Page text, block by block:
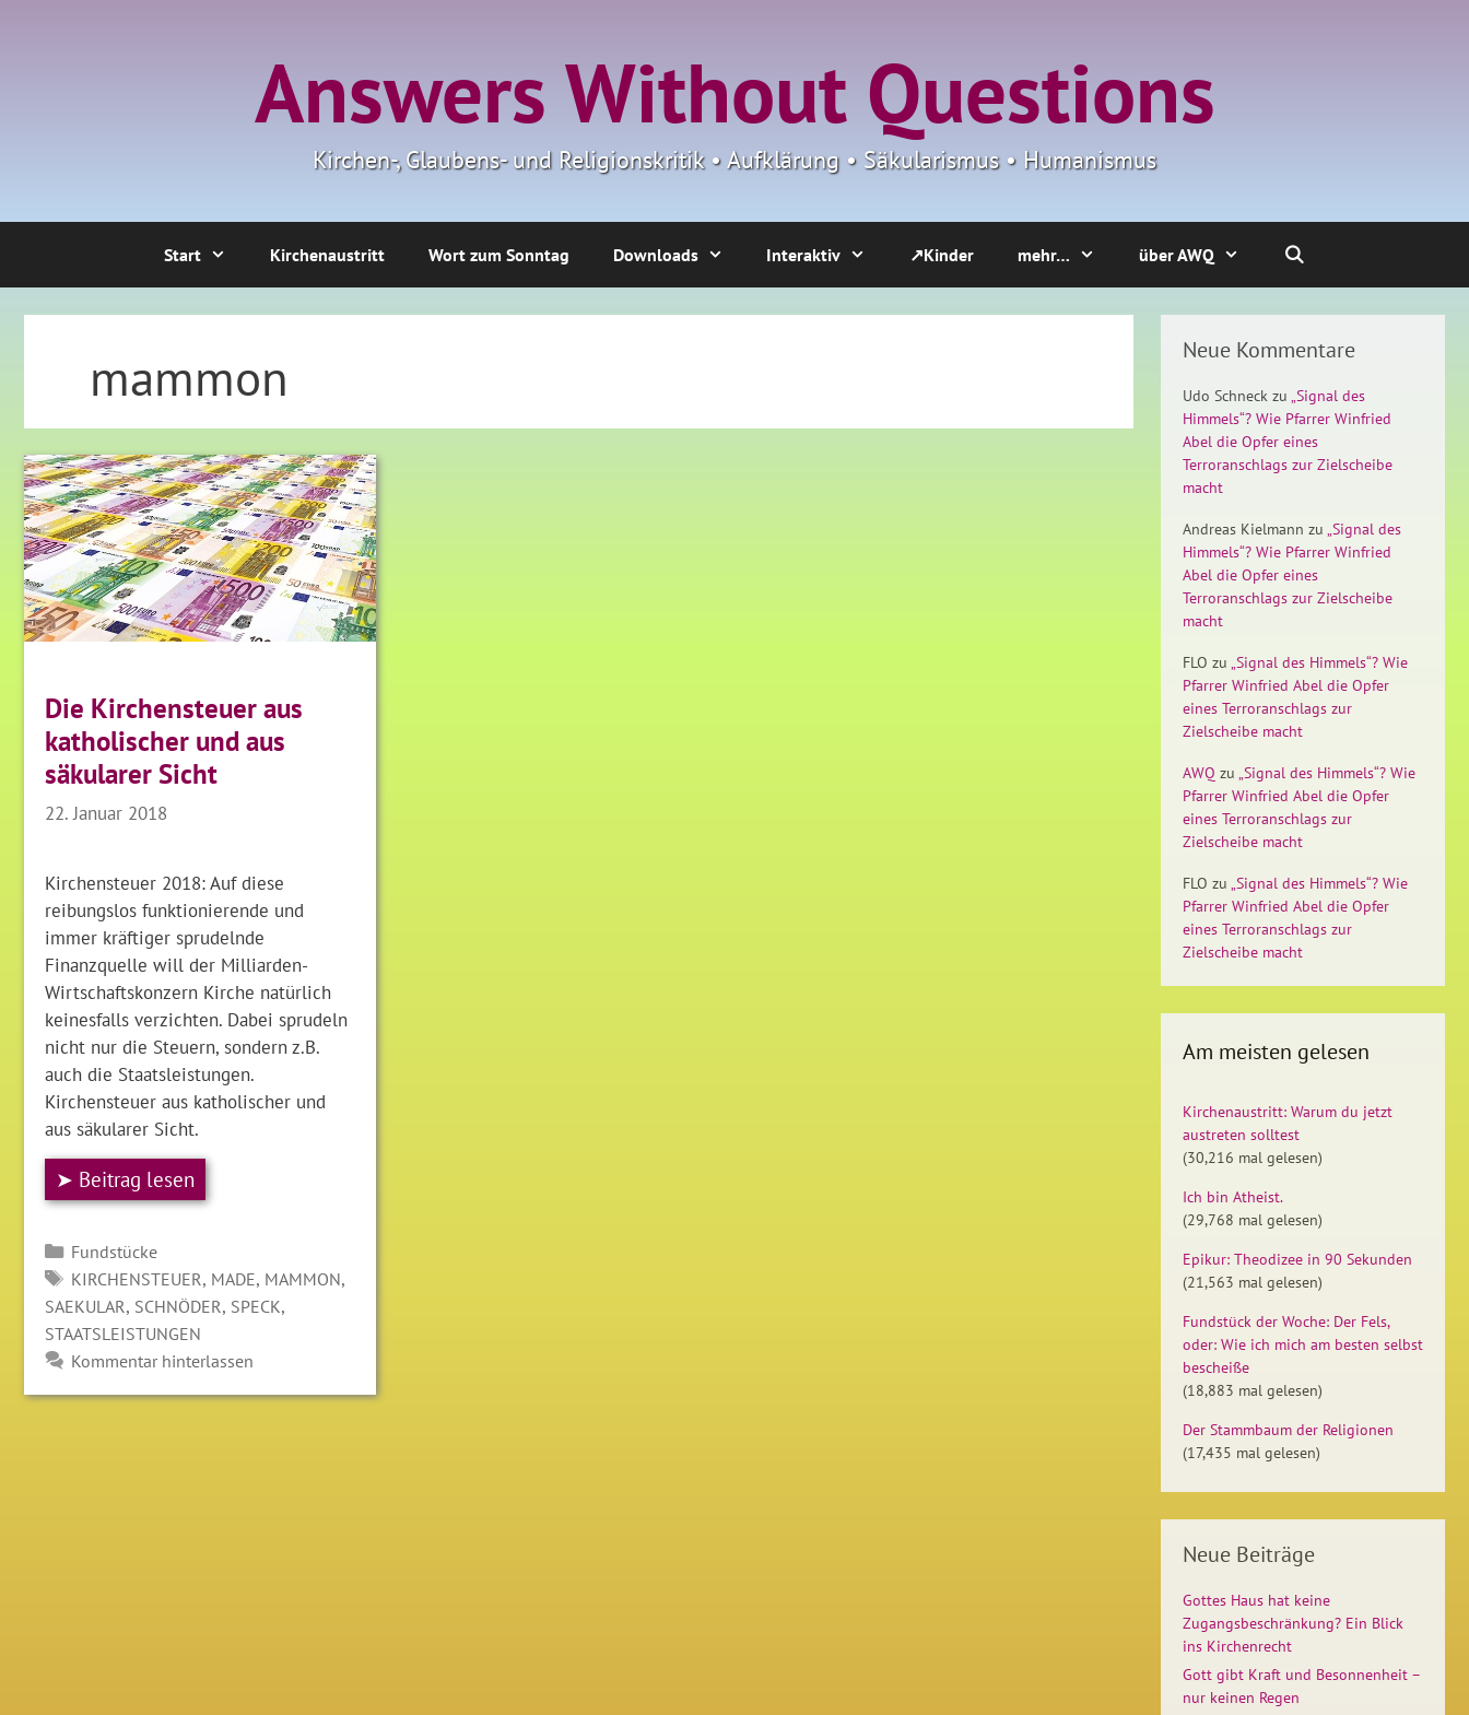
Answers Without Questions
Kirchen-, Glaubens- und Religionskritik • Aufklärung • Säkularismus • Humanismus
Start Kirchenaustritt Wort zum Sonntag Downloads Interaktiv ↗Kinder mehr… über AWQ
mammon
Die Kirchensteuer aus
katholischer und aus
säkularer Sicht
22. Januar 2018
Kirchensteuer 2018: Auf diese
reibungslos funktionierende und
immer kräftiger sprudelnde
Finanzquelle will der Milliarden-
Wirtschaftskonzern Kirche natürlich
keinesfalls verzichten. Dabei sprudeln
nicht nur die Steuern, sondern z.B.
auch die Staatsleistungen.
Kirchensteuer aus katholischer und
aus säkularer Sicht.
➤ Beitrag lesen
Kategorien
Fundstücke
SCHLAGWÖRTER
KIRCHENSTEUER, MADE, MAMMON,
SAEKULAR, SCHNÖDER, SPECK,
STAATSLEISTUNGEN
Kommentar hinterlassen
Neue Kommentare
Udo Schneck zu „Signal des
Himmels“? Wie Pfarrer Winfried
Abel die Opfer eines
Terroranschlags zur Zielscheibe
macht
Andreas Kielmann zu „Signal des
Himmels“? Wie Pfarrer Winfried
Abel die Opfer eines
Terroranschlags zur Zielscheibe
macht
FLO zu „Signal des Himmels“? Wie
Pfarrer Winfried Abel die Opfer
eines Terroranschlags zur
Zielscheibe macht
AWQ zu „Signal des Himmels“? Wie
Pfarrer Winfried Abel die Opfer
eines Terroranschlags zur
Zielscheibe macht
FLO zu „Signal des Himmels“? Wie
Pfarrer Winfried Abel die Opfer
eines Terroranschlags zur
Zielscheibe macht
Am meisten gelesen
Kirchenaustritt: Warum du jetzt
austreten solltest
(30,216 mal gelesen)
Ich bin Atheist.
(29,768 mal gelesen)
Epikur: Theodizee in 90 Sekunden
(21,563 mal gelesen)
Fundstück der Woche: Der Fels,
oder: Wie ich mich am besten selbst
bescheiße
(18,883 mal gelesen)
Der Stammbaum der Religionen
(17,435 mal gelesen)
Neue Beiträge
Gottes Haus hat keine
Zugangsbeschränkung? Ein Blick
ins Kirchenrecht
Gott gibt Kraft und Besonnenheit –
nur keinen Regen